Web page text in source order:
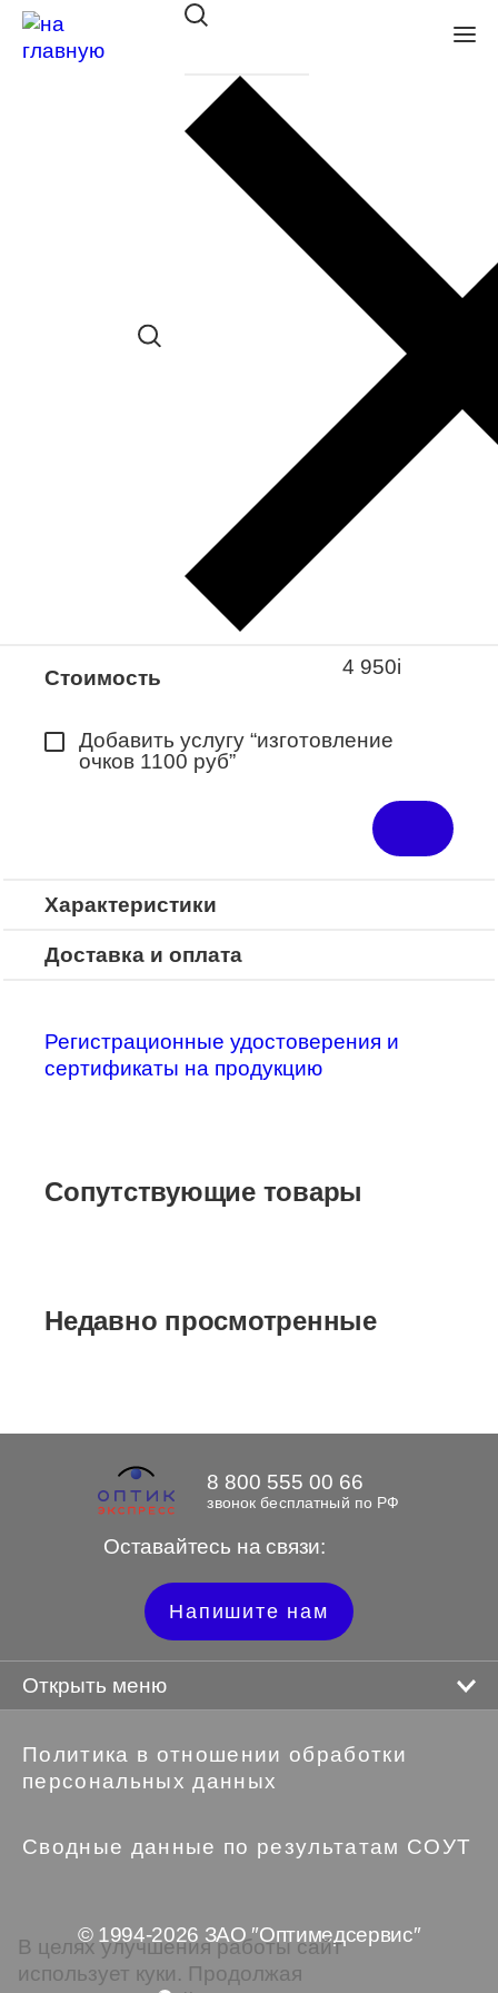
Оправа Merel ME1112 C1
в наличии (Осталась 1 шт.) *наличие
товара в конкретном салоне
необходимо уточнять отдельно
Закажите понравившуюся модель
в ближайший салон “Оптик-Экспресс”.
*Доступно для Республики
Стоимость 4 950i
Добавить услугу “изготовление
очков 1100 руб”
Сравнить товар
Характеристики
Доставка и оплата
Регистрационные удостоверения и
сертификаты на продукцию
Сопутствующие товары
Недавно просмотренные
Оставайтесь на связи:
8 800 555 00 66
звонок бесплатный по РФ
Напишите нам
Открыть меню
Политика в отношении обработки
персональных данных
Сводные данные по результатам СОУТ
© 1994-2026 ЗАО ″Оптимедсервис″
В целях улучшения работы сайт
использует куки. Продолжая